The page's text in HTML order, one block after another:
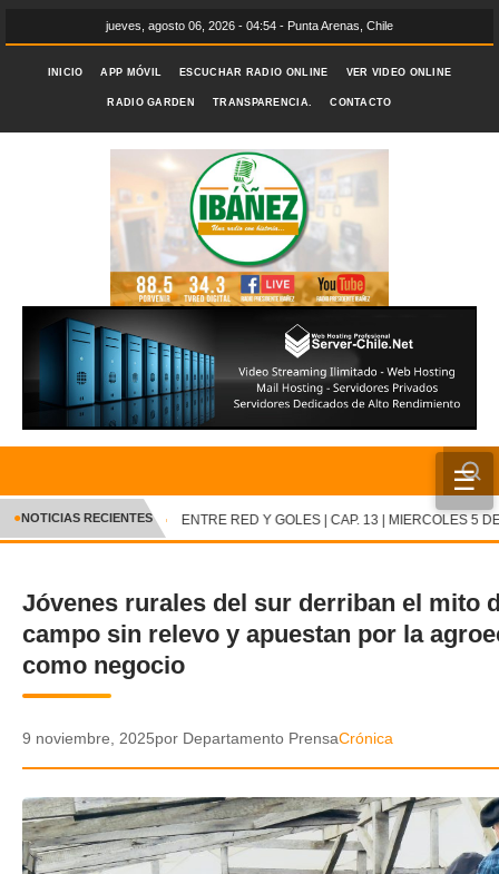
jueves, agosto 06, 2026 - 04:54 - Punta Arenas, Chile
INICIO APP MÓVIL ESCUCHAR RADIO ONLINE VER VIDEO ONLINE
RADIO GARDEN TRANSPARENCIA. CONTACTO
☰
INICIO
CRÓNICA
DEPORTES
ENTRETENIMIENTO Y CULTURA
AUDIOS
VIDEOS
✕
●NOTICIAS RECIENTES ENTRE RED Y GOLES | CAP. 13 | MIERCOLES 5 DE
Jóvenes rurales del sur derriban el mito
campo sin relevo y apuestan por la
como negocio
9 noviembre, 2025por Departamento PrensaCrónica